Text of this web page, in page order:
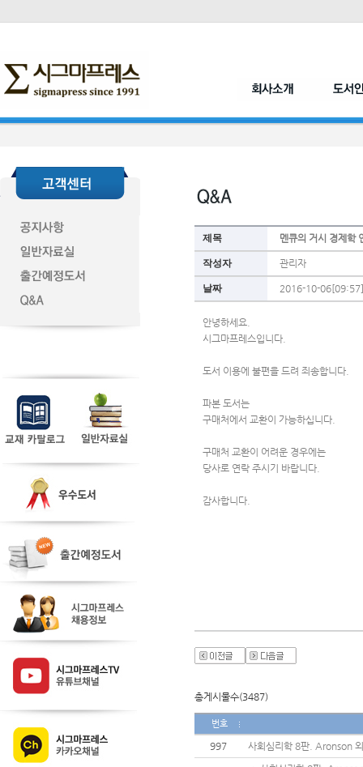
제목 멘큐의 거시 경제학
작성자 관리자
날짜 2016-10-06[09:57]
안녕하세요.
시그마프레스입니다.
도서 이용에 불편을 드려 죄송합니다.
파본 도서는
구매처에서 교환이 가능하십니다.
구매처 교환이 어려운 경우에는
당사로 연락 주시기 바랍니다.
감사합니다.
총게시물수(3487)
번호
997
사회심리학 8판. Aronson